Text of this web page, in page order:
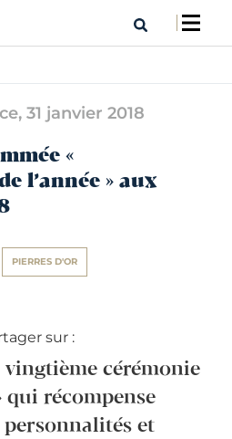
31 janvier 2018
«
l’année » aux
PIERRES D'OR
sur :
vingtième cérémonie
qui récompense
personnalités et